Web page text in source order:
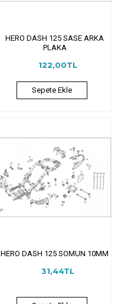
HERO DASH 125 SASE ARKA
PLAKA
122,00TL
Sepete Ekle
HERO DASH 125 SOMUN 10MM
31,44TL